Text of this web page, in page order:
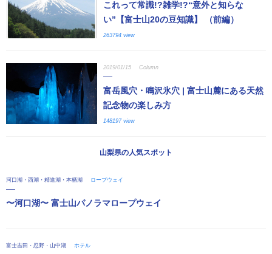
これって常識!?雑学!?“意外と知らな
い”【富士山20の豆知識】 （前編）
263794 view
2019/01/15 Column
富岳風穴・鳴沢氷穴 | 富士山麓にある天然
記念物の楽しみ方
148197 view
山梨県の人気スポット
河口湖・西湖・精進湖・本栖湖 ロープウェイ
〜河口湖〜 富士山パノラマロープウェイ
富士吉田・忍野・山中湖 ホテル